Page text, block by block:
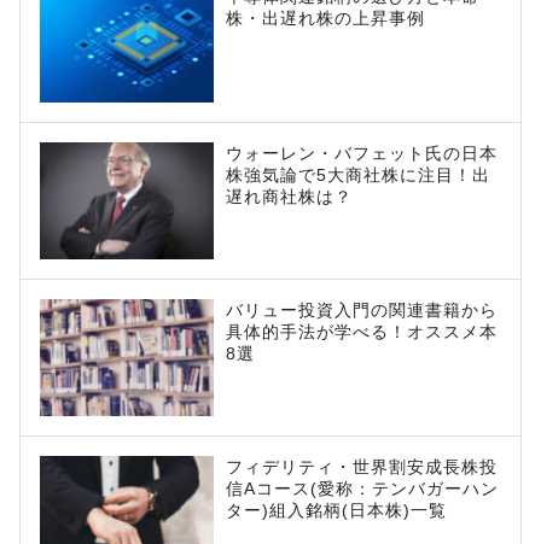
株・出遅れ株の上昇事例
ウォーレン・バフェット氏の日本
株強気論で5大商社株に注目！出
遅れ商社株は？
バリュー投資入門の関連書籍から
具体的手法が学べる！オススメ本
8選
フィデリティ・世界割安成長株投
信Aコース(愛称：テンバガーハン
ター)組入銘柄(日本株)一覧